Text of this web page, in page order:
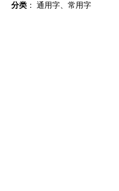
分类 ： 通用字、常用字